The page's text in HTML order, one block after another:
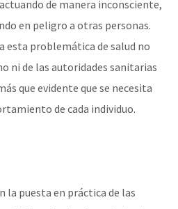
de manera inconsciente,
en peligro a otras personas.
esta problemática de salud no
ni de las autoridades sanitarias
que evidente que se necesita
de cada individuo.
la puesta en práctica de las